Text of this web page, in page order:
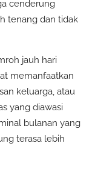
cenderung
tenang dan tidak
jauh hari
memanfaatkan
keluarga, atau
yang diawasi
bulanan yang
terasa lebih